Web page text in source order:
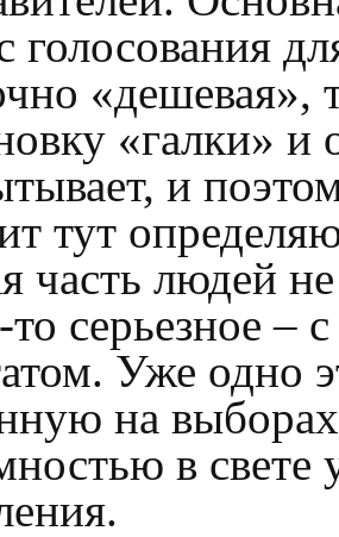
голосования
«дешевая»,
«галки» и
и
тут
часть людей
то серьезное –
Уже одно
на
в свете